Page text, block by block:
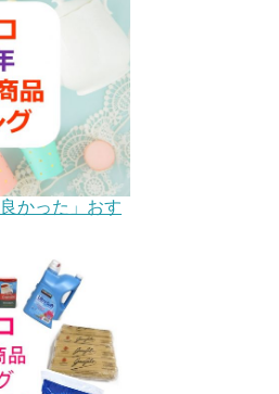
かった」おす